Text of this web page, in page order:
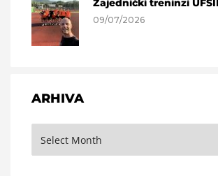
Zajednički treninzi
09/07/2026
ARHIVA